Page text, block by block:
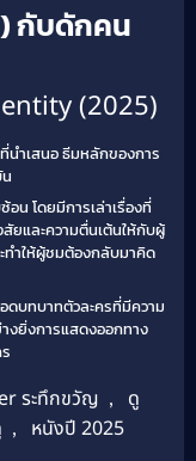
กับดักคน
(2025)
ำเสนอ ธีมหลักของการ
น โดยมีการเล่าเรื่องที่
ยและความตื่นเต้นให้กับผู้
ทำให้ผู้ชมต้องกลับมาคิด
บทบาทตัวละครที่มีความ
งยิ่งการแสดงออกทาง
ระทึกขวัญ ,
ดู
, หนังปี 2025